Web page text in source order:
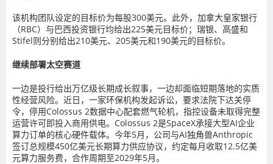
该机构团队设定的目标价为每股300美元。此外，加拿大皇家银行
（RBC）与巴西投资银行均给出225美元目标价；瑞银、高盛和
Stifel则分别给出210美元、205美元和190美元的目标价。
继续部署太空赛道
一边是投行给出万亿级长期成长叙事，一边却面临短期落地的实质
性经营风险。近日，一家环保机构发起诉讼，要求法院下达关停
令，停用Colossus 2数据中心配套燃气轮机，指控设备未取得完整
运营许可即投入商用供电。Colossus 2是SpaceX承接大型AI企业
算力订单的核心硬件载体。今年5月，公司与AI独角兽Anthropic
签订总规模450亿美元长期算力供应协议，约定每月收取12.5亿美
元算力服务费，合作周期至2029年5月。